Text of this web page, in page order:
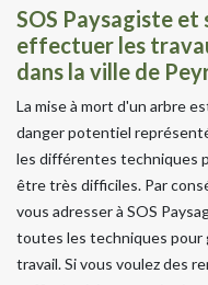
SOS Paysagiste
effectuer les
dans la ville de
La mise à mort d'un arbre
danger potentiel
les différentes techniques
être très difficiles. Par
vous adresser à SOS
toutes les techniques pour
travail. Si vous voulez des